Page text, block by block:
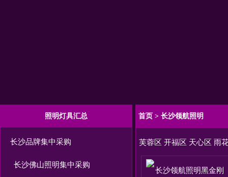
照明灯具汇总
长沙品牌集中采购
长沙佛山照明集中采购
首页 > 长沙领航照明
芙蓉区 开福区 天心区 雨